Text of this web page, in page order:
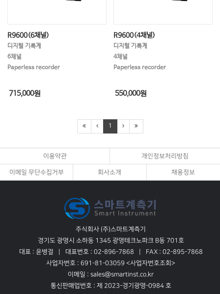
R9600(6채널)
디지털 기록계
6채널
Paperless recorder
715,000원
R9600(4채널)
디지털 기록계
4채널
Paperless recorder
550,000원
1
이용약관 개인정보처리방침
이메일 무단수집거부 회사소개 채용정보
주식회사 (주)스마트계측기
경기도 광명시 소하동 1345 광명테크노파크 B동 701호
대표 : 윤병걸
대표번호 : 02-896-7868
FAX : 02-895-7868
사업자번호 : 691-81-03059 <사업자번호조회>
이메일 : sales@smartinst.co.kr
통신판매업번호 : 제 2023-경기광명-0984 호